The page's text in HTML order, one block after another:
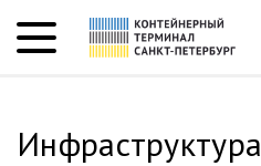
Инфраструктура